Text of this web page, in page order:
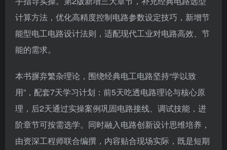
计算方法，优化高精度控制电路参数设定技巧，新增节
能型电工电路设计法则，适配现代工业对电路高效、节
能的需求。
本书摒弃繁杂理论，围绕经典电工电路坚持“学以致
用”，配套7天学习计划：前5天吃透电路理论与核心原
理，后2天通过实操案例巩固电路接线、调试技能，进
阶章节可按需选学。同时融入电路创新设计思维培养，
由资深工程师联合编撰，内容贴合现场实际，既是短期